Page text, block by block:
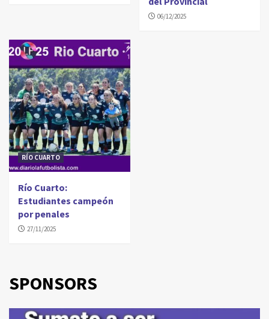
06/12/2025
RÍO CUARTO
Río Cuarto:
Estudiantes campeón
por penales
27/11/2025
SPONSORS